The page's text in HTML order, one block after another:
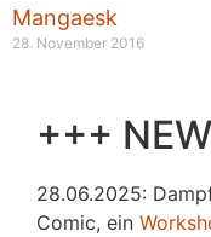
Mangaesk
28. November 2016
+++
28.06.2025:
Comic, ein